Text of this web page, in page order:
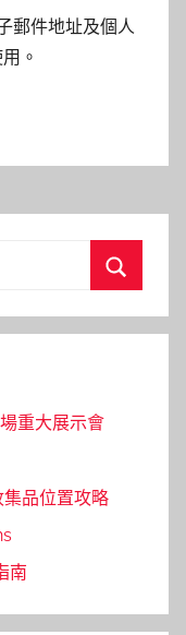
郵件地址及個人
。
重大展示會
品位置攻略
南